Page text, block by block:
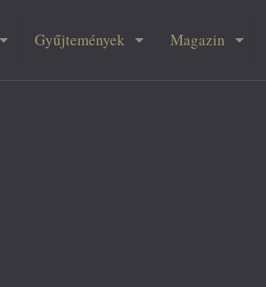
Gyűjtemények Magazin